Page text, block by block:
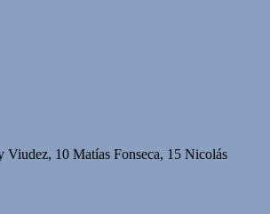
10 Matías Fonseca, 15 Nicolás